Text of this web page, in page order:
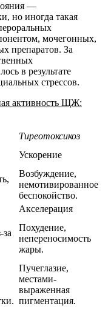
—
но иногда такая
мочегонных,
препаратов. За
в результате
стрессов.
активность ЩЖ:
Тиреотоксикоз
Ускорение
Возбуждение,
немотивированное
беспокойство.
Акселерация
Похудение,
непереносимость
жары.
Пучеглазие,
местами-
выраженная
пигментация.